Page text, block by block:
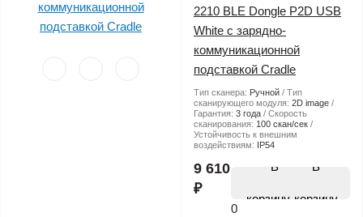
2210 BLE Dongle P2D USB
White с зарядно-
коммуникационной
подставкой Cradle
Тип сканера: Ручной
Тип
сканирующего модуля: 2D image
Гарантия: 3 года
Скорость
сканирования: 100 скан/сек
Устойчивость к внешним
воздействиям:
IP54
9 610
₽
В
корзину
0